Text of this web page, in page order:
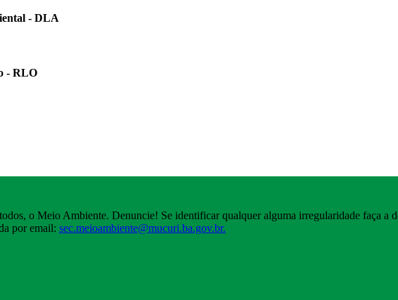
- DLA
- RLO
o Meio Ambiente. Denuncie! Se identificar qualquer alguma irregularidade faça a
por email: sec.meioambiente@mucuri.ba.gov.br.